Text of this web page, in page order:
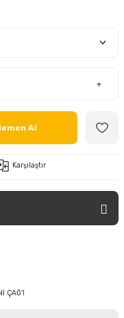
+
Al
Karşılaştır
ÇAĞ'I